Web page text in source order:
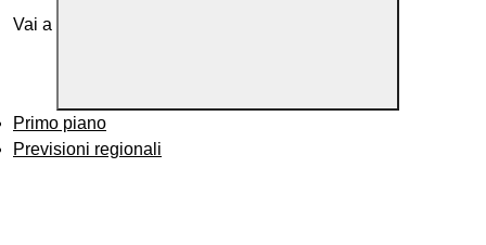
Vai a
Primo piano
Previsioni regionali